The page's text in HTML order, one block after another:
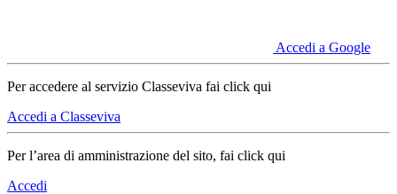
Accedi a Google
Per accedere al servizio Classeviva fai click qui
Accedi a Classeviva
Per l’area di amministrazione del sito, fai click qui
Accedi